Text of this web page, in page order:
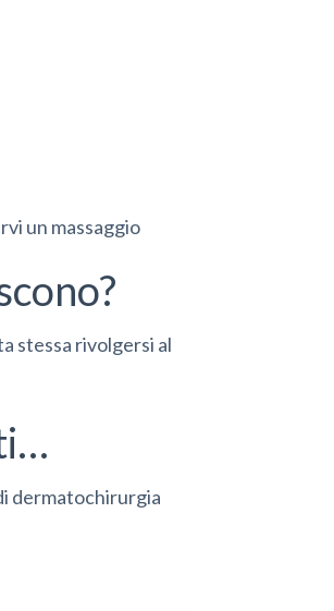
un massaggio
stessa rivolgersi al
dermatochirurgia